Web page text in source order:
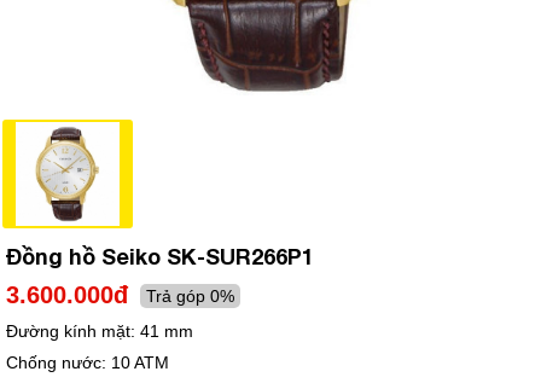
Đồng hồ Seiko SK-SUR266P1
3.600.000đ
Trả góp 0%
Đường kính mặt: 41 mm
Chống nước: 10 ATM